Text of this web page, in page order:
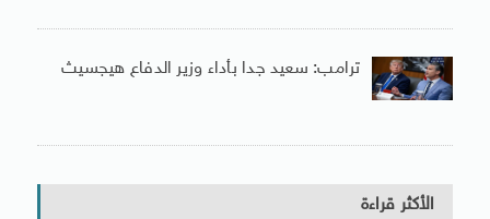
ترامب: سعيد جدا بأداء وزير الدفاع هيجسيث
الأكثر قراءة